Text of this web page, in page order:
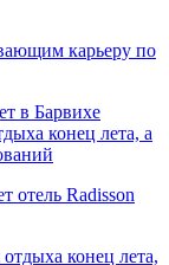
карьеру по
конец лета, а
отель Radisson